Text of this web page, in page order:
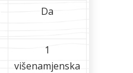
Da
1
višenamjenska